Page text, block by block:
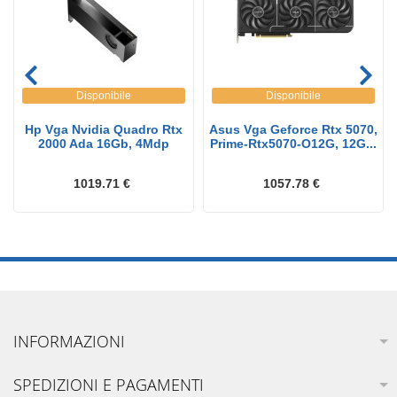
Disponibile
Hp Vga Nvidia Quadro Rtx
2000 Ada 16Gb, 4Mdp
1019.71 €
Disponibile
Asus Vga Geforce Rtx 5070,
Prime-Rtx5070-O12G, 12G...
1057.78 €
INFORMAZIONI
SPEDIZIONI E PAGAMENTI